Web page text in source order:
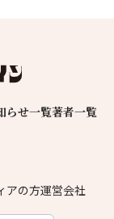
らせ一覧著者一覧
アの方運営会社